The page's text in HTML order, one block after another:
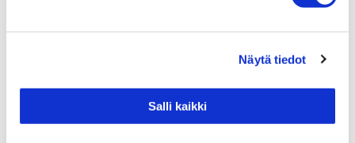
Näytä tiedot
Salli kaikki